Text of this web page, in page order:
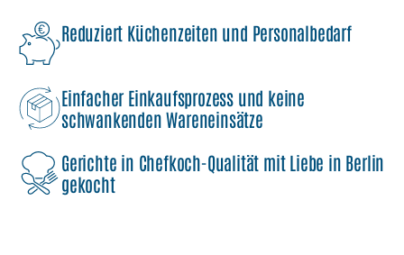
Reduziert Küchenzeiten und Personalbedarf
Einfacher Einkaufsprozess und keine
schwankenden Wareneinsätze
Gerichte in Chefkoch-Qualität mit Liebe in Berlin
gekocht